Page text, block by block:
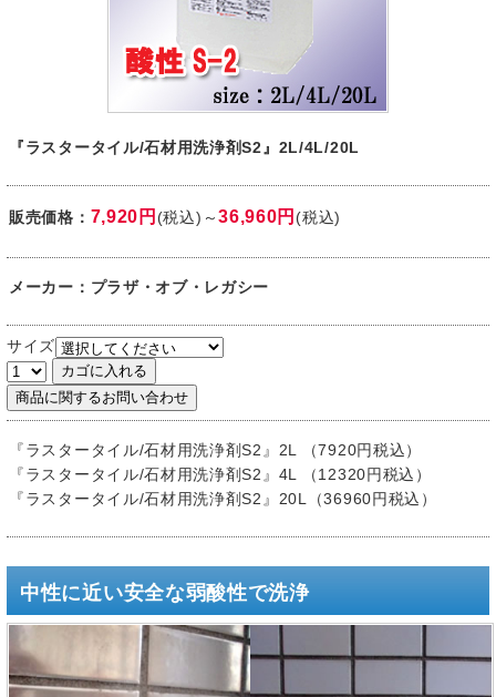
『ラスタータイル/石材用洗浄剤S2』2L/4L/20L
販売価格： 7,920円 (税込)～36,960円 (税込)
メーカー：プラザ・オブ・レガシー
サイズ
『ラスタータイル/石材用洗浄剤S2』2L （7920円税込）
『ラスタータイル/石材用洗浄剤S2』4L （12320円税込）
『ラスタータイル/石材用洗浄剤S2』20L（36960円税込）
中性に近い安全な弱酸性で洗浄